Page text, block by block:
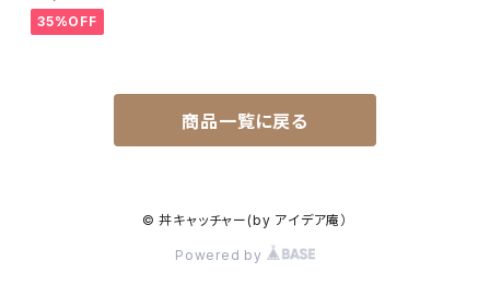
35%OFF
商品一覧に戻る
© 丼キャッチャー(by アイデア庵）
Powered by